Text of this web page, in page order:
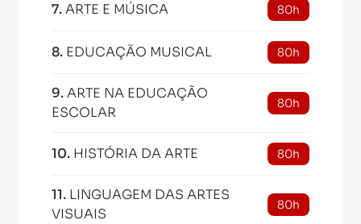
7.ARTE E MÚSICA 80h
8. EDUCAÇÃO MUSICAL 80h
9.ARTE NA EDUCAÇÃO
ESCOLAR
80h
10. HISTÓRIA DA ARTE 80h
11. LINGUAGEM DAS ARTES
VISUAIS
80h